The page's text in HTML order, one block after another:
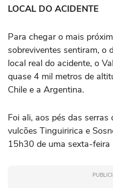
LOCAL DO ACIDENTE
Para chegar o mais
sobreviventes sentiram, o
local real do acidente, o
quase 4 mil metros de
Chile e a Argentina.
Foi ali, aos pés das serras
vulcões Tinguiririca e
15h30 de uma sexta-